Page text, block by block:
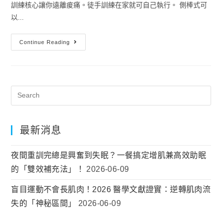
訓練核心讓你遠離痠痛。徒手訓練在家就可自己執行。 側棒式可
以...
Continue Reading
最新消息
夜間重訓完總是興奮到失眠？一餐搞定增肌兼高效助眠
的「雙效補充法」！
2026-06-09
盲目運動不會長肌肉！2026 醫學文獻證實：逆轉肌肉流
失的「神秘區間」
2026-06-09